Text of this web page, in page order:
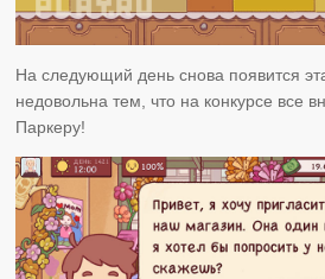
На следующий день снова появится
недовольна тем, что на конкурсе все
Паркеру!